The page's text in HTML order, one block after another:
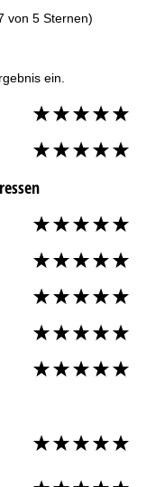
von 5 Sternen)
ein.